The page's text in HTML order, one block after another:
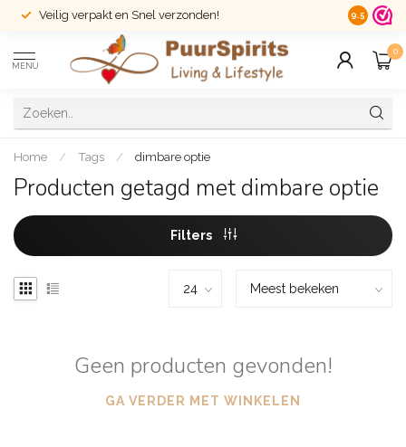
Veilig verpakt en Snel verzonden! 14 dagen
9.5
MENU
0
Home / Tags / dimbare optie
Producten getagd met dimbare optie
Filters
Geen producten gevonden!
GA VERDER MET WINKELEN